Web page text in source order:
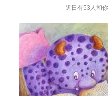
近日有53 人和